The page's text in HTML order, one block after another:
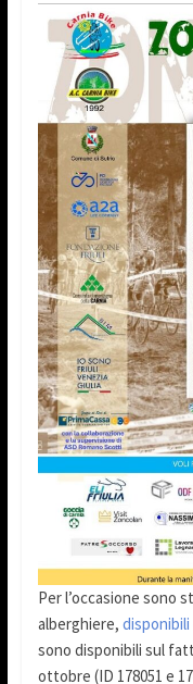
Per l’occasione sono
alberghiere,
sono disponibili sul
ottobre (ID 178051 e